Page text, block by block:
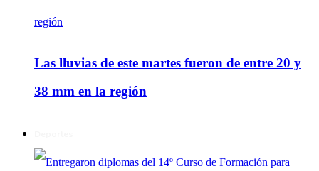
Las lluvias de este martes fueron de entre 20 y
38 mm en la región